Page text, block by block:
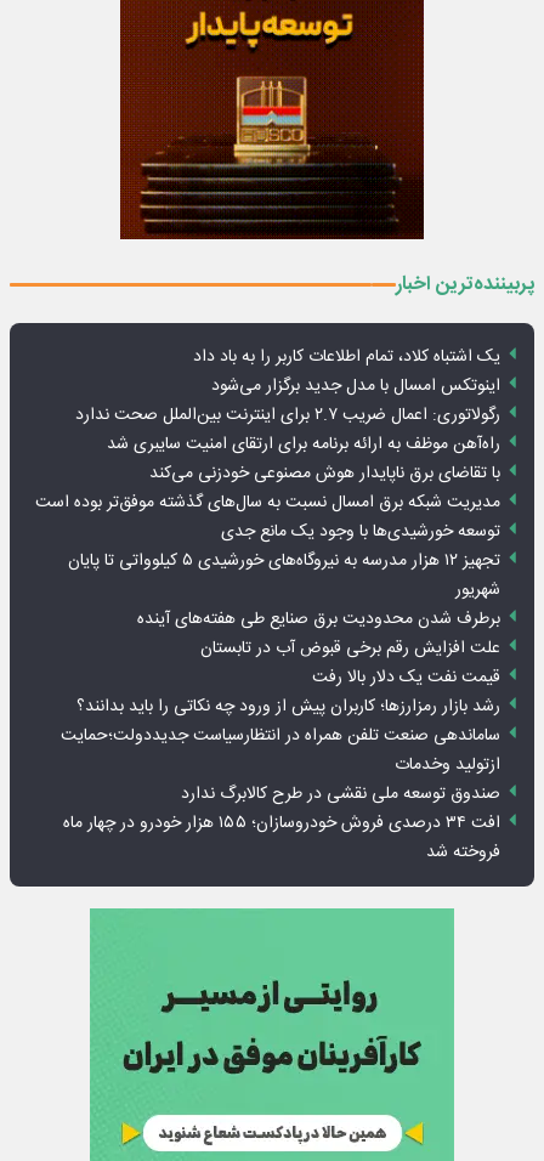
پربیننده‌ترین اخبار
یک اشتباه کلاد، تمام اطلاعات کاربر را به باد داد
اینوتکس امسال با مدل جدید برگزار می‌شود
رگولاتوری: اعمال ضریب ۲.۷ برای اینترنت بین‌الملل صحت ندارد
راه‌آهن موظف به ارائه برنامه برای ارتقای امنیت سایبری شد
با تقاضای برق ناپایدار هوش مصنوعی خودزنی می‌کند
مدیریت شبکه برق امسال نسبت به سال‌های گذشته موفق‌تر بوده است
توسعه خورشیدی‌ها با وجود یک مانع جدی
تجهیز ۱۲ هزار مدرسه به نیروگاه‌های خورشیدی ۵ کیلوواتی تا پایان
شهریور
برطرف شدن محدودیت‌ برق صنایع طی هفته‌های آینده
علت افزایش رقم برخی قبوض آب در تابستان
قیمت نفت یک دلار بالا رفت
رشد بازار رمزارزها؛ کاربران پیش از ورود چه نکاتی را باید بدانند؟
ساماندهی صنعت تلفن همراه در انتظارسیاست جدیددولت؛حمایت
ازتولید وخدمات
صندوق توسعه ملی نقشی در طرح کالابرگ ندارد
افت ۳۴ درصدی فروش خودروسازان؛ ۱۵۵ هزار خودرو در چهار ماه
فروخته شد